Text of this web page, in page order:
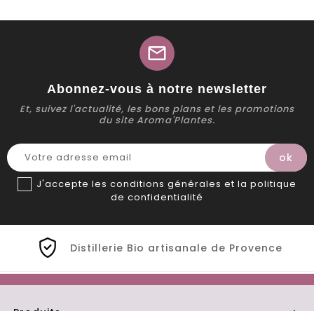
mail
Abonnez-vous à notre newsletter
Et, suivez l'actualité, les bons plans et les promotions
du site Aroma'Plantes.
J'accepte les conditions générales et la politique
de confidentialité
Distillerie Bio artisanale de Provence